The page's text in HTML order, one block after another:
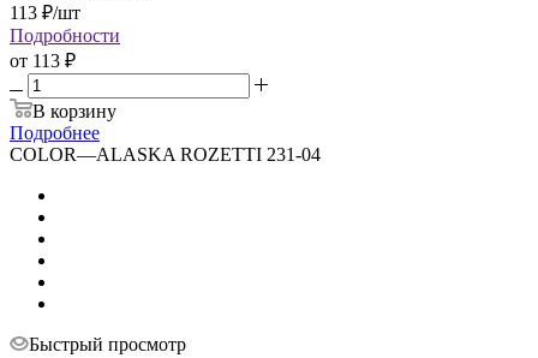
113 ₽/шт
Подробности
от 113 ₽
В корзину
Подробнее
COLOR—ALASKA ROZETTI 231-04
Быстрый просмотр